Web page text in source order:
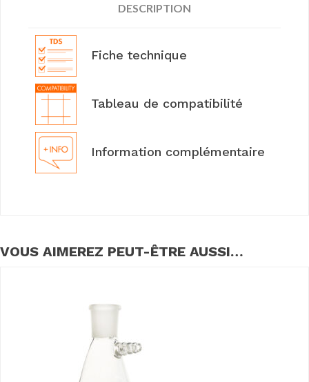
DESCRIPTION
Fiche technique
Tableau de compatibilité
Information complémentaire
VOUS AIMEREZ PEUT-ÊTRE AUSSI…